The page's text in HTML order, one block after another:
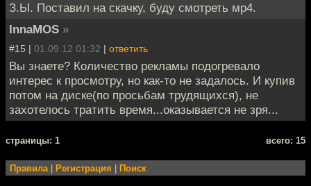
З.Ы. Поставил на скачку, буду смотреть мр4.
InnaMOS »
#15 | 01.09.12 01:32 | ответить
Вы знаете? Количество рекламы подогревало
интерес к просмотру, но как-то не задалось. И купив
потом на диске(по просьбам трудящихся), не
захотелось тратить время...оказывается не зря...
cтраницы: 1 всего: 15
Правила| Регистрация Поиск